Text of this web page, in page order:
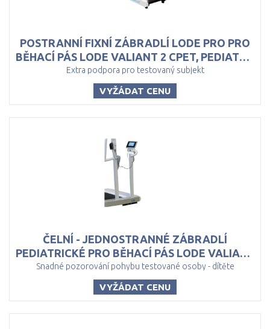
POSTRANNÍ FIXNÍ ZÁBRADLÍ LODE PRO PRO
BĚHACÍ PÁS LODE VALIANT 2 CPET, PEDIATRIC
Extra podpora pro testovaný subjekt
VYŽÁDAT CENU
ČELNÍ - JEDNOSTRANNÉ ZÁBRADLÍ
PEDIATRICKÉ PRO BĚHACÍ PÁS LODE VALIANT 2 PEDIATRIC
Snadné pozorování pohybu testované osoby - dítěte
VYŽÁDAT CENU